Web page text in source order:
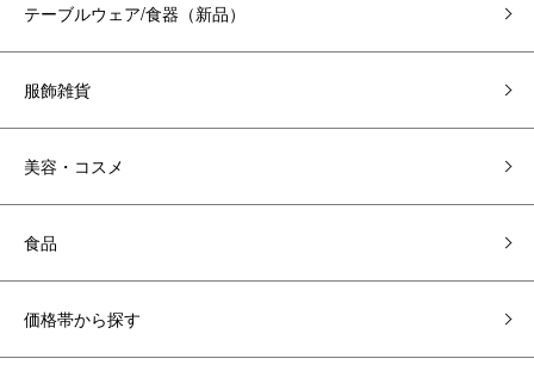
テーブルウェア/食器（新品）
服飾雑貨
美容・コスメ
食品
価格帯から探す